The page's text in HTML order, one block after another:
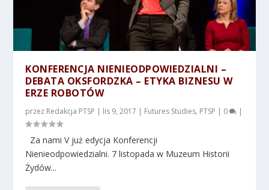
KONFERENCJA NIENIEODPOWIEDZIALNI –
DEBATA OKSFORDZKA – ETYKA BIZNESU W
ERZE ROBOTÓW
przez Redakcja PTSP | lis 9, 2017 | Futures Studies, PTSP | 0 |
Za nami V już edycja Konferencji
Nienieodpowiedzialni. 7 listopada w Muzeum Historii
Żydów...